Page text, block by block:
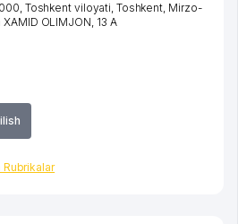
Toshkent viloyati, Toshkent, Mirzo-
OLIMJON, 13 А